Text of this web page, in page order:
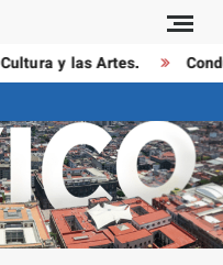
y las Artes.